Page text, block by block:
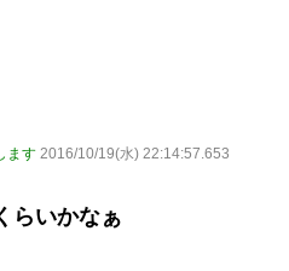
ます 2016/10/19(水) 22:14:57.653
らいかなぁ